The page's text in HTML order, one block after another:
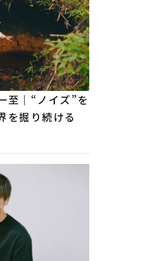
至｜“ノイズ”を
を掘り続ける